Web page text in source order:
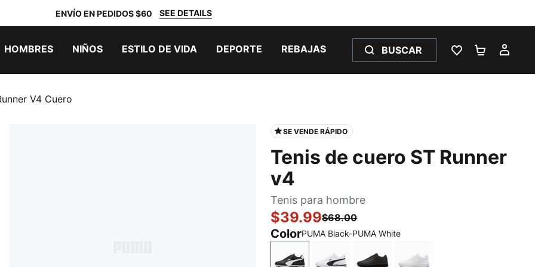
ENVÍO EN PEDIDOS $60 SEE DETAILS
HOMBRES NIÑOS ESTILO DE VIDA DEPORTE REBAJAS BUSCAR
LISTA DE
V4 Cuero
SE VENDE RÁPIDO
Tenis de cuero ST Runner
v4
Tenis para hombre
$39.99$68.00
ColorPUMA Black-PUMA White